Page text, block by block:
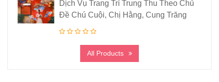
Dịch Vụ Trang Trí Trung Thu Theo Chủ
Đề Chú Cuội, Chị Hằng, Cung Trăng
All Products